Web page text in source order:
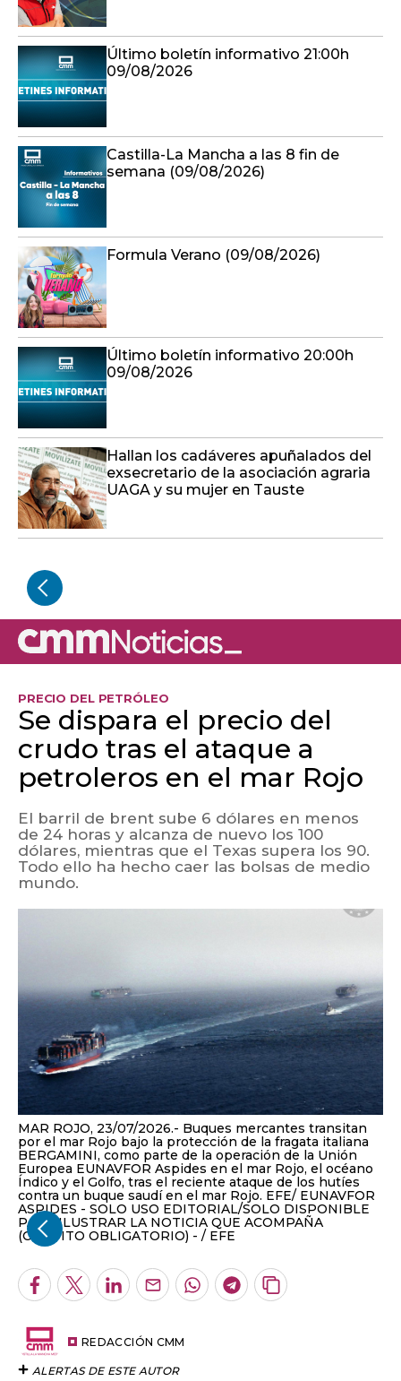
Último boletín informativo 21:00h
09/08/2026
Castilla-La Mancha a las 8 fin de
semana (09/08/2026)
Formula Verano (09/08/2026)
Último boletín informativo 20:00h
09/08/2026
Hallan los cadáveres apuñalados del
exsecretario de la asociación agraria
UAGA y su mujer en Tauste
PRECIO DEL PETRÓLEO
Se dispara el precio del
crudo tras el ataque a
petroleros en el mar Rojo
El barril de brent sube 6 dólares en menos
de 24 horas y alcanza de nuevo los 100
dólares, mientras que el Texas supera los 90.
Todo ello ha hecho caer las bolsas de medio
mundo.
MAR ROJO, 23/07/2026.- Buques mercantes transitan
por el mar Rojo bajo la protección de la fragata italiana
BERGAMINI, como parte de la operación de la Unión
Europea EUNAVFOR Aspides en el mar Rojo, el océano
Índico y el Golfo, tras el reciente ataque de los hutíes
contra un buque saudí en el mar Rojo. EFE/ EUNAVFOR
ASPIDES - SOLO USO EDITORIAL/SOLO DISPONIBLE
PARA ILUSTRAR LA NOTICIA QUE ACOMPAÑA
(CRÉDITO OBLIGATORIO) -
EFE
Facebook
TwitterLinkedInEnviarWhatsapp
Telegram
Copiar
REDACCIÓN CMM
ALERTAS DE ESTE AUTOR